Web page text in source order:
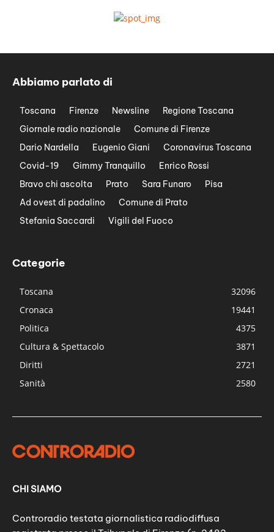
Abbiamo parlato di
Toscana Firenze Newsline
Regione Toscana
Giornale radio nazionale
Comune di Firenze
Dario Nardella
Eugenio Giani
Coronavirus Toscana
Covid-19
Gimmy Tranquillo
Enrico Rossi
Bravo chi ascolta
Prato Sara Funaro
Pisa
Ad ovest di padalino
Comune di Prato
Stefania Saccardi
Vigili del Fuoco
Categorie
Toscana
32096
Cronaca
19441
Politica
4375
Cultura & Spettacolo
3871
Diritti
2721
Sanità
2580
CHI SIAMO
Controradio testata giornalistica radiodiffusa